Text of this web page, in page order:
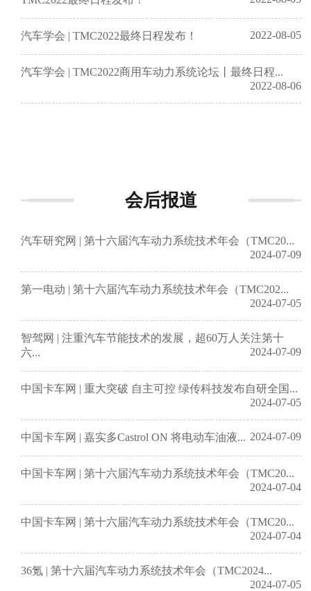
汽车学会 | TMC2022最终日程发布！ 2022-08-05
汽车学会 | TMC2022商用车动力系统论坛丨最终日程...
2022-08-06
会后报道
汽车研究网 | 第十六届汽车动力系统技术年会（TMC20...
2024-07-09
第一电动 | 第十六届汽车动力系统技术年会（TMC202...
2024-07-05
智驾网 | 注重汽车节能技术的发展，超60万人关注第十
六...
2024-07-09
中国卡车网 | 重大突破 自主可控 绿传科技发布自研全国...
2024-07-05
中国卡车网 | 嘉实多Castrol ON 将电动车油液... 2024-07-09
中国卡车网 | 第十六届汽车动力系统技术年会（TMC20...
2024-07-04
中国卡车网 | 第十六届汽车动力系统技术年会（TMC20...
2024-07-04
36氪 | 第十六届汽车动力系统技术年会（TMC2024...
2024-07-05